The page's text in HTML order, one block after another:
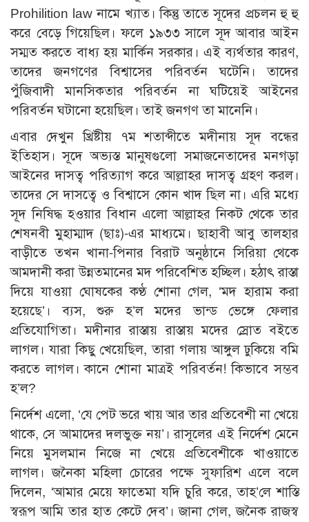
Prohilition law নামে খ্যাত। কিন্তু তাতে সূদের প্রচলন হু হু
করে বেড়ে গিয়েছিল। ফলে ১৯৩৩ সালে সূদ আবার আইন
সম্মত করতে বাধ্য হয় মার্কিন সরকার। এই ব্যর্থতার কারণ,
তাদের জনগণের বিশ্বাসের পরিবর্তন ঘটেনি। তাদের
পুঁজিবাদী মানসিকতার পরিবর্তন না ঘটিয়েই আইনের
পরিবর্তন ঘটানো হয়েছিল। তাই জনগণ তা মানেনি।
এবার দেখুন খ্রিষ্টীয় ৭ম শতাব্দীতে মদীনায় সূদ বন্ধের
ইতিহাস। সূদে অভ্যস্ত মানুষগুলো সমাজনেতাদের মনগড়া
আইনের দাসত্ব পরিত্যাগ করে আল্লাহর দাসত্ব গ্রহণ করল।
তাদের সে দাসত্বে ও বিশ্বাসে কোন খাদ ছিল না। এরি মধ্যে
সূদ নিষিদ্ধ হওয়ার বিধান এলো আল্লাহর নিকট থেকে তার
শেষনবী মুহাম্মাদ (ছাঃ)-এর মাধ্যমে। ছাহাবী আবু তালহার
বাড়ীতে তখন খানা-পিনার বিরাট অনুষ্ঠানে সিরিয়া থেকে
আমদানী করা উন্নতমানের মদ পরিবেশিত হচ্ছিল। হঠাৎ রাস্তা
দিয়ে যাওয়া ঘোষকের কণ্ঠ শোনা গেল, ‘মদ হারাম করা
হয়েছে’। ব্যস, শুরু হ’ল মদের ভান্ড ভেঙ্গে ফেলার
প্রতিযোগিতা। মদীনার রাস্তায় রাস্তায় মদের স্রোত বইতে
লাগল। যারা কিছু খেয়েছিল, তারা গলায় আঙ্গুল ঢুকিয়ে বমি
করতে লাগল। কানে শোনা মাত্রই পরিবর্তন! কিভাবে সম্ভব
হ’ল?
নির্দেশ এলো, ‘যে পেট ভরে খায় আর তার প্রতিবেশী না খেয়ে
থাকে, সে আমাদের দলভুক্ত নয়’। রাসূলের এই নির্দেশ মেনে
নিয়ে মুসলমান নিজে না খেয়ে প্রতিবেশীকে খাওয়াতে
লাগল। জনৈকা মহিলা চোরের পক্ষে সুফারিশ এলে বলে
দিলেন, ‘আমার মেয়ে ফাতেমা যদি চুরি করে, তাহ’লে শাস্তি
স্বরূপ আমি তার হাত কেটে দেব’। জানা গেল, জনৈক রাজস্ব